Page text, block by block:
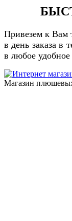
Привезем к Вам
в день заказа в
в любое удобное
Магазин